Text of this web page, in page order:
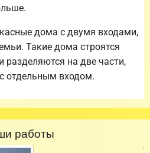
дома с двумя входами,
Такие дома строятся
разделяются на две части,
отдельным входом.
работы